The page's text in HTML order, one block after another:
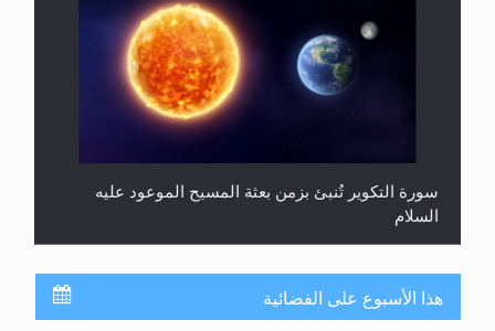
سورة التكوير تُنبئ بزمن بعثة المسيح الموعود عليه
السلام
هذا الأسبوع على الفضائية